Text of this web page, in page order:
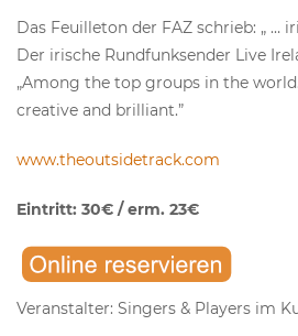
Das Feuilleton der FAZ schrieb: „ …
Der irische Rundfunksender Live
„Among the top groups in the
creative and brilliant.”
www.theoutsidetrack.com
Eintritt: 30€ / erm. 23€
Veranstalter: Singers & Players im